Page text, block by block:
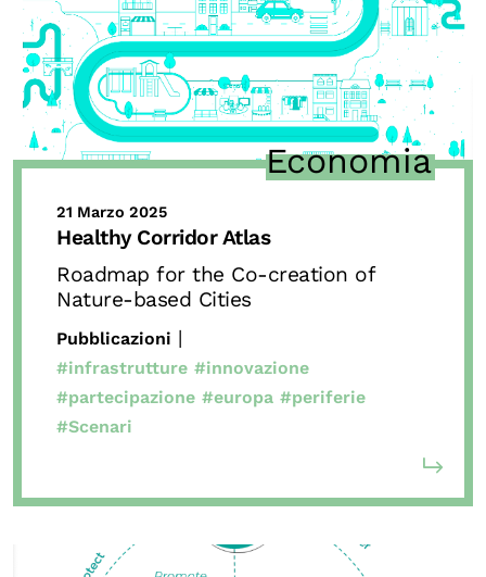
Economia
21 Marzo 2025
Healthy Corridor Atlas
Roadmap for the Co-creation of
Nature-based Cities
Pubblicazioni |
#infrastrutture #innovazione
#partecipazione #europa #periferie
#Scenari